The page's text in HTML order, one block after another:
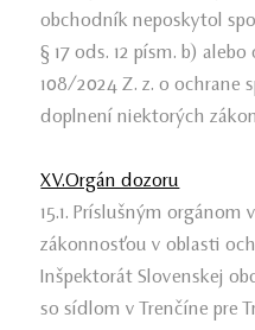
obchodník neposkytol
§ 17 ods. 12 písm. b)
108/2024 Z. z. o ochrane
doplnení niektorých
XV.Orgán dozoru
15.1. Príslušným
zákonnosťou v oblasti
Inšpektorát Slovenskej
so sídlom v Trenčíne pre